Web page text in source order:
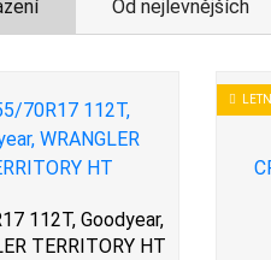
Od nejlevnějších
112T, Goodyear,
TERRITORY HT
LETNÍ